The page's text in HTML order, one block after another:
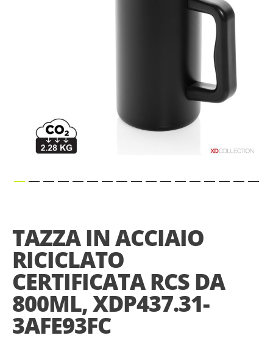
beginning
of
the
images
gallery
TAZZA IN ACCIAIO
RICICLATO
CERTIFICATA RCS DA
800ML, XDP437.31-
3AFE93FC